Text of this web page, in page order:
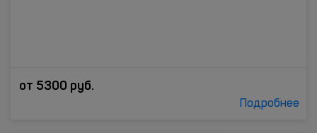
от 5300 руб.
Подробнее